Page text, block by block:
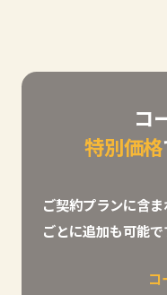
コ
特別価格
ご契約プランに含
ごとに追加も可能で
コ